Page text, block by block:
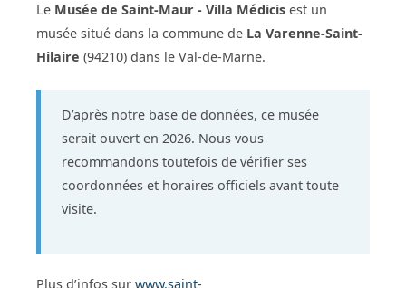
Le Musée de Saint-Maur - Villa Médicis est un
musée situé dans la commune de La Varenne-Saint-
Hilaire (94210) dans le Val-de-Marne.
D’après notre base de données, ce musée
serait ouvert en 2026. Nous vous
recommandons toutefois de vérifier ses
coordonnées et horaires officiels avant toute
visite.
Plus d’infos sur www.saint-